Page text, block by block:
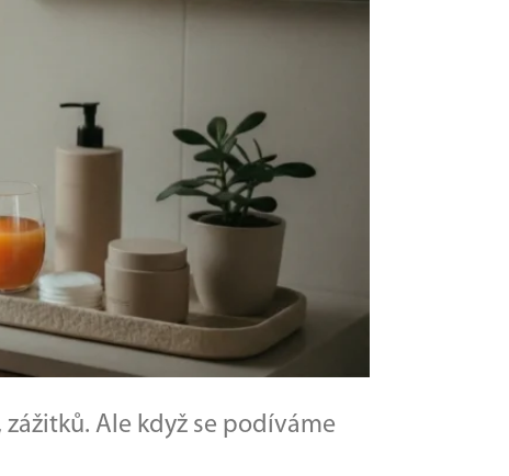
Ale když se podíváme